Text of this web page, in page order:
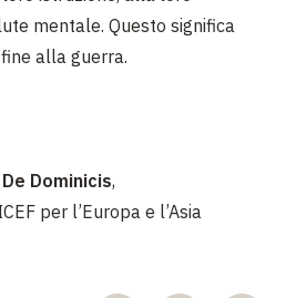
mentale. Questo significa
alla guerra.
Dominicis,
per l’Europa e l’Asia